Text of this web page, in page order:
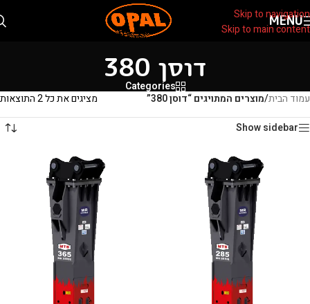
Skip to navigation
Skip to main content
MENU
דוסן 380
Categories
עמוד הבית/מוצרים המתויגים “דוסן 380”
מציגים את כל ⁦2⁩ התוצאות
Show sidebar